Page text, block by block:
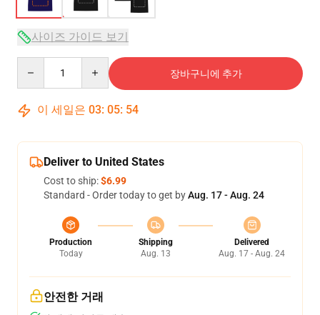
사이즈 가이드 보기
장바구니에 추가
이 세일은 03: 05: 54
Deliver to United States
Cost to ship:$6.99
Standard - Order today to get byAug. 17 - Aug. 24
Production
Today
Shipping
Aug. 13
Delivered
Aug. 17 - Aug. 24
안전한 거래